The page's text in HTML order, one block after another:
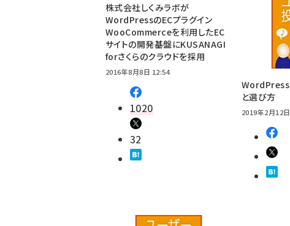
株式会社しくみラボが
WordPressのECプラグイン
WooCommerceを利用したEC
サイトの開発基盤にKUSANAGI
forさくらのクラウドを採用
2016年8月8日 12:54
1020
32
WordPress
と選び方
2019年2月12